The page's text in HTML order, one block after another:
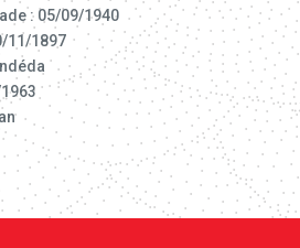
: 05/09/1940
11/1897